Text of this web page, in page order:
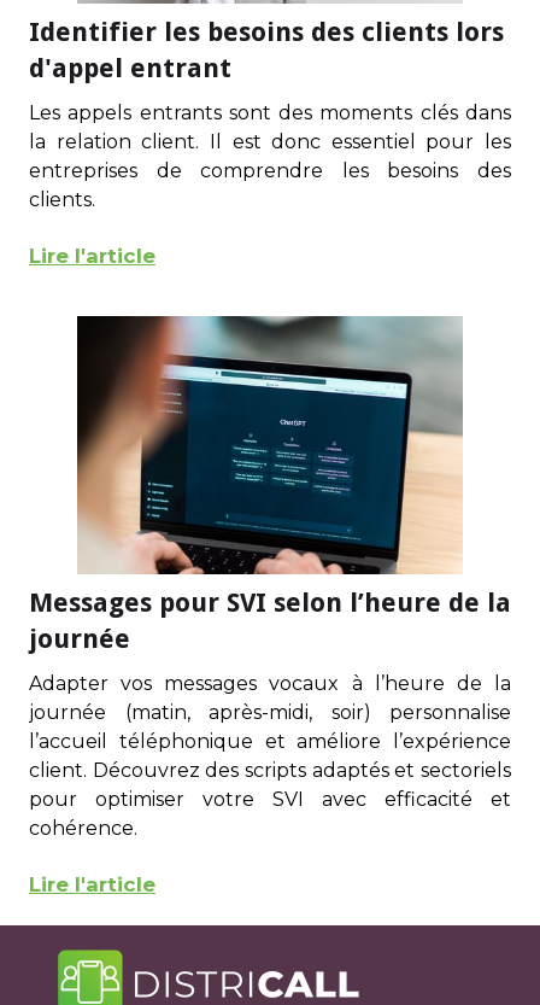
Identifier les besoins des clients lors
d'appel entrant
Les appels entrants sont des moments clés dans
la relation client. Il est donc essentiel pour les
entreprises de comprendre les besoins des
clients.
Lire l'article
Messages pour SVI selon l’heure de la
journée
Adapter vos messages vocaux à l’heure de la
journée (matin, après-midi, soir) personnalise
l’accueil téléphonique et améliore l’expérience
client. Découvrez des scripts adaptés et sectoriels
pour optimiser votre SVI avec efficacité et
cohérence.
Lire l'article